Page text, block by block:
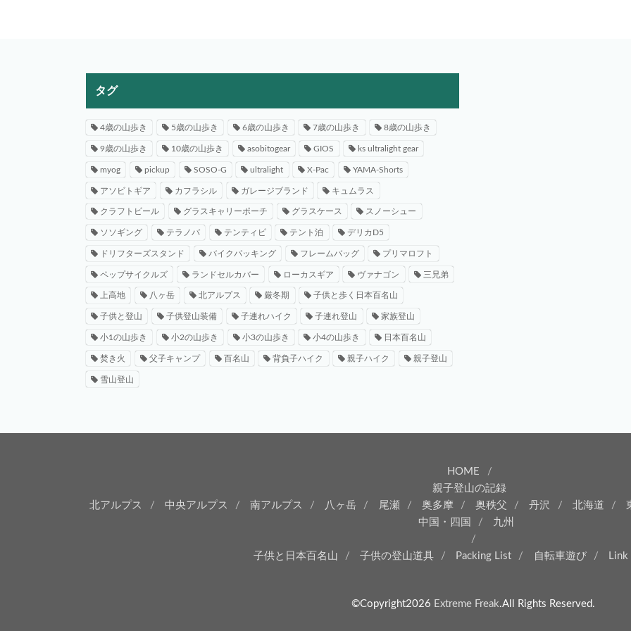
タグ
4歳の山歩き 5歳の山歩き 6歳の山歩き 7歳の山歩き 8歳の山歩き
9歳の山歩き 10歳の山歩き asobitogear GIOS ks ultralight gear
myog pickup SOSO-G ultralight X-Pac YAMA-Shorts
アソビトギア カフラシル ガレージブランド キュムラス
クラフトビール グラスキャリーポーチ グラスケース スノーシュー
ソソギング テラノバ テンティピ テント泊 デリカD5
ドリフターズスタンド バイクパッキング フレームバッグ プリマロフト
ペップサイクルズ ランドセルカバー ローカスギア ヴァナゴン 三兄弟
上高地 八ヶ岳 北アルプス 厳冬期 子供と歩く日本百名山
子供と登山 子供登山装備 子連れハイク 子連れ登山 家族登山
小1の山歩き 小2の山歩き 小3の山歩き 小4の山歩き 日本百名山
焚き火 父子キャンプ 百名山 背負子ハイク 親子ハイク 親子登山
雪山登山
HOME
親子登山の記録
北アルプス
中央アルプス 南アルプス 八ヶ岳 尾瀬 奥多摩 奥秩父 丹沢 北海道
中国・四国
九州
子供と日本百名山 子供の登山道具 Packing List 自転車遊び Link
©Copyright2026 Extreme Freak.All Rights Reserved.